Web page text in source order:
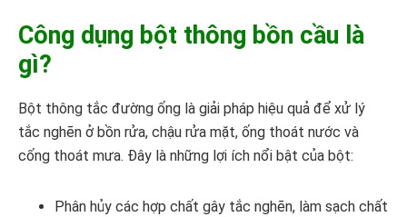
Công dụng bột thông bồn cầu là
gì?
Bột thông tắc đường ống là giải pháp hiệu quả để xử lý
tắc nghẽn ở bồn rửa, chậu rửa mặt, ống thoát nước và
cống thoát mưa. Đây là những lợi ích nổi bật của bột:
Phân hủy các hợp chất gây tắc nghẽn, làm sạch chất